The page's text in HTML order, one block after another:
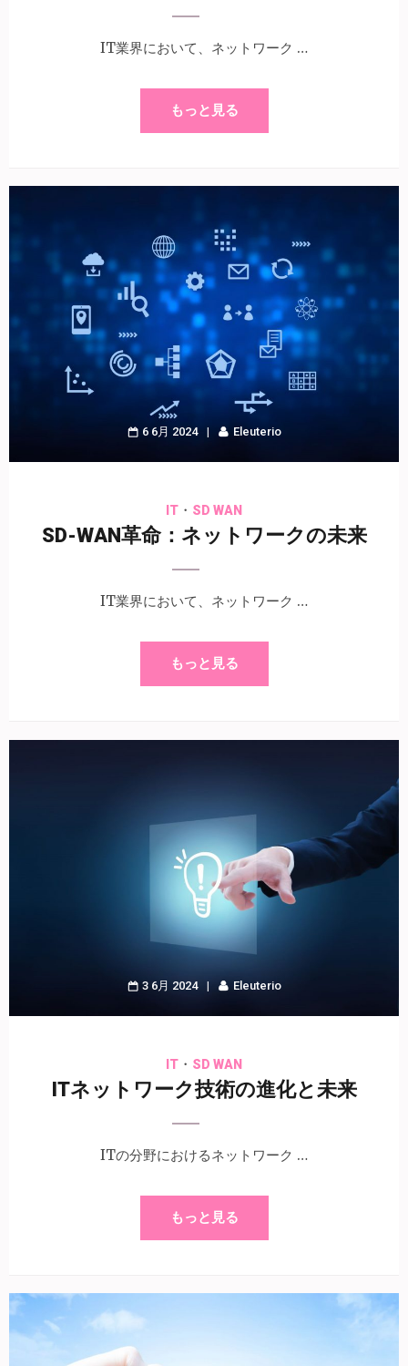
IT業界において、ネットワーク …
もっと見る
6 6月 2024 Eleuterio
IT ・ SD WAN
SD-WAN革命：ネットワークの未来
IT業界において、ネットワーク …
もっと見る
3 6月 2024 Eleuterio
IT ・ SD WAN
ITネットワーク技術の進化と未来
ITの分野におけるネットワーク …
もっと見る